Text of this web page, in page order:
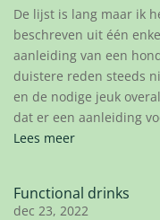
De lijst is lang maar ik
beschreven uit één
aanleiding van een
duistere reden steeds
en de nodige jeuk
dat er een aanleiding
Lees meer
Functional drinks
dec 23, 2022